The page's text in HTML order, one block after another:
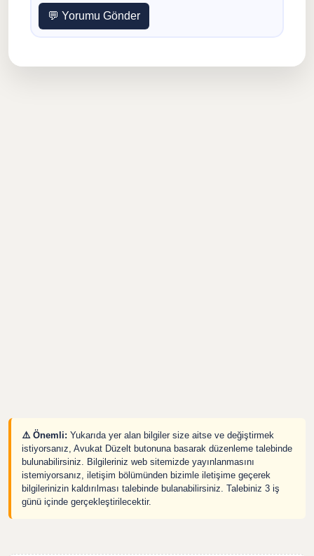
💬 Yorumu Gönder
⚠️ Önemli: Yukarıda yer alan bilgiler size aitse ve değiştirmek
istiyorsanız, Avukat Düzelt butonuna basarak düzenleme talebinde
bulunabilirsiniz. Bilgileriniz web sitemizde yayınlanmasını
istemiyorsanız, iletişim bölümünden bizimle iletişime geçerek
bilgilerinizin kaldırılması talebinde bulanabilirsiniz. Talebiniz 3 iş
günü içinde gerçekleştirilecektir.